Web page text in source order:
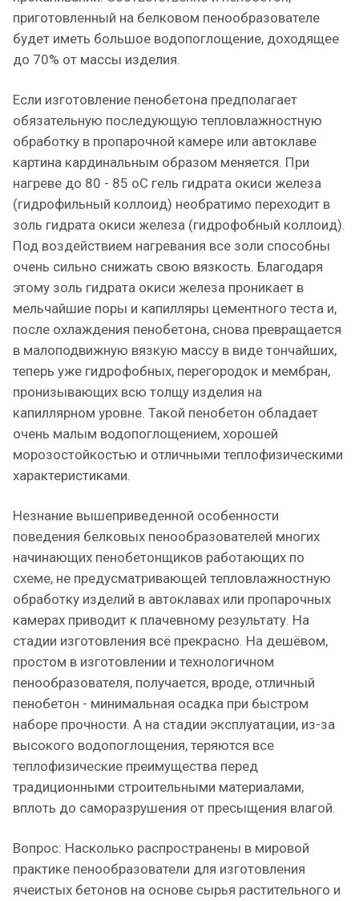
приготовленный на белковом пенообразователе
будет иметь большое водопоглощение, доходящее
до 70% от массы изделия.
Если изготовление пенобетона предполагает
обязательную последующую тепловлажностную
обработку в пропарочной камере или автоклаве
картина кардинальным образом меняется. При
нагреве до 80 - 85 оС гель гидрата окиси железа
(гидрофильный коллоид) необратимо переходит в
золь гидрата окиси железа (гидрофобный коллоид).
Под воздействием нагревания все золи способны
очень сильно снижать свою вязкость. Благодаря
этому золь гидрата окиси железа проникает в
мельчайшие поры и капилляры цементного теста и,
после охлаждения пенобетона, снова превращается
в малоподвижную вязкую массу в виде тончайших,
теперь уже гидрофобных, перегородок и мембран,
пронизывающих всю толщу изделия на
капиллярном уровне. Такой пенобетон обладает
очень малым водопоглощением, хорошей
морозостойкостью и отличными теплофизическими
характеристиками.
Незнание вышеприведенной особенности
поведения белковых пенообразователей многих
начинающих пенобетонщиков работающих по
схеме, не предусматривающей тепловлажностную
обработку изделий в автоклавах или пропарочных
камерах приводит к плачевному результату. На
стадии изготовления всё прекрасно. На дешёвом,
простом в изготовлении и технологичном
пенообразователя, получается, вроде, отличный
пенобетон - минимальная осадка при быстром
наборе прочности. А на стадии эксплуатации, из-за
высокого водопоглощения, теряются все
теплофизические преимущества перед
традиционными строительными материалами,
вплоть до саморазрушения от пресыщения влагой.
Вопрос: Насколько распространены в мировой
практике пенообразователи для изготовления
ячеистых бетонов на основе сырья растительного и